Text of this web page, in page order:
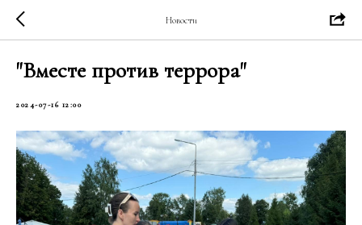
Новости
"Вместе против террора"
2024-07-16 12:00